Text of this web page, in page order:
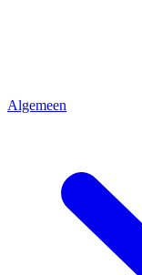
Algemeen